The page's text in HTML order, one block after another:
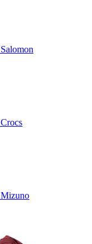
Salomon
Crocs
Mizuno